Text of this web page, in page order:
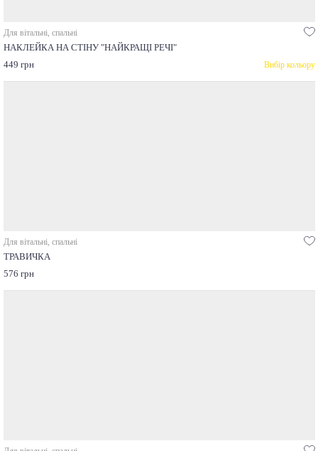
Для вітальні, спальні
НАКЛЕЙКА НА СТІНУ "НАЙКРАЩІ РЕЧІ"
449 грн
Вибір кольору
Для вітальні, спальні
ТРАВИЧКА
576 грн